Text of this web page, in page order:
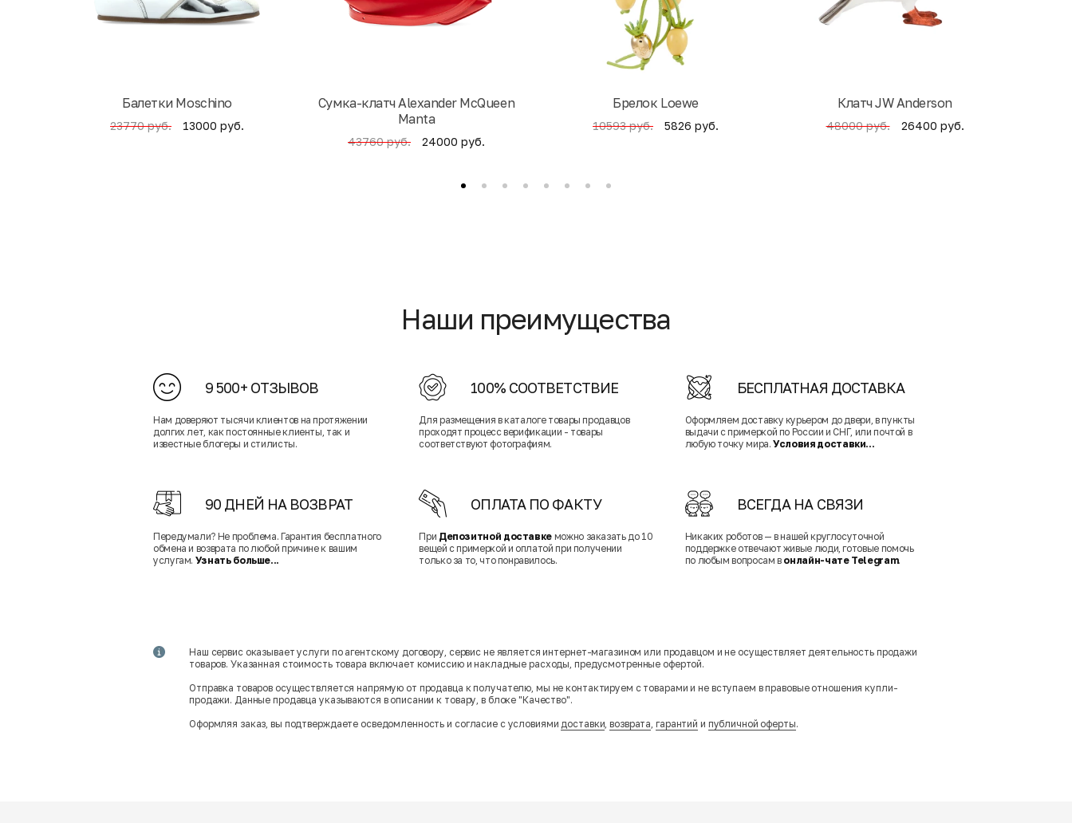
Балетки Moschino
23770 руб. 13000 руб.
Cумка-клатч Alexander McQueen
Manta
43760 руб. 24000 руб.
Брелок Loewe
10593 руб. 5826 руб.
Клатч JW Anderson
48000 руб. 26400 руб.
Наши преимущества
9 500+ ОТЗЫВОВ
Нам доверяют тысячи клиентов на протяжении
долгих лет, как постоянные клиенты, так и
известные блогеры и стилисты.
100% СООТВЕТСТВИЕ
Для размещения в каталоге товары продавцов
проходят процесс верификации - товары
соответствуют фотографиям.
БЕСПЛАТНАЯ ДОСТАВКА
Оформляем доставку курьером до двери, в пункты
выдачи с примеркой по России и СНГ, или почтой в
любую точку мира.Условия доставки...
90 ДНЕЙ НА ВОЗВРАТ
Передумали? Не проблема. Гарантия бесплатного
обмена и возврата по любой причине к вашим
услугам. Узнать больше...
ОПЛАТА ПО ФАКТУ
При Депозитной доставке можно заказать до 10
вещей с примеркой и оплатой при получении
только за то, что понравилось.
ВСЕГДА НА СВЯЗИ
Никаких роботов — в нашей круглосуточной
поддержке отвечают живые люди, готовые помочь
по любым вопросам в онлайн-чате Telegram.
Наш сервис оказывает услуги по агентскому договору, сервис не является интернет-магазином или продавцом и не осуществляет деятельность продажи
товаров. Указанная стоимость товара включает комиссию и накладные расходы, предусмотренные офертой.
Отправка товаров осуществляется напрямую от продавца к получателю, мы не контактируем с товарами и не вступаем в правовые отношения купли-
продажи. Данные продавца указываются в описании к товару, в блоке "Качество".
Оформляя заказ, вы подтверждаете осведомленность и согласие с условиямидоставки,возврата, гарантий и публичной оферты.